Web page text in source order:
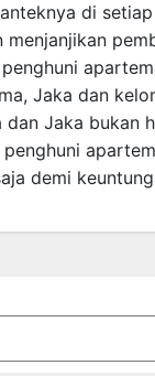
di
menjanjikan
Jaka dan
dan Jaka bukan
demi